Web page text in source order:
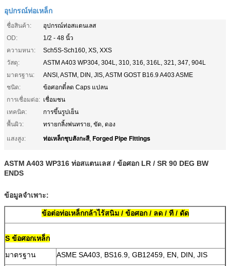
อุปกรณ์ท่อเหล็ก
ชื่อสินค้า:
อุปกรณ์ท่อสแตนเลส
OD:
1/2 - 48 นิ้ว
ความหนา:
Sch5S-Sch160, XS, XXS
วัสดุ:
ASTM A403 WP304, 304L, 310, 316, 316L, 321, 347, 904L
มาตรฐาน:
ANSI, ASTM, DIN, JIS, ASTM GOST B16.9 A403 ASME
ชนิด:
ข้อศอกตี๋ลด Caps แปลน
การเชื่อมต่อ: เชื่อมชน
เทคนิค:
การขึ้นรูปเย็น
พื้นผิว:
ทรายกลิ้งพ่นทราย, ขัด, ดอง
แสงสูง:
ท่อเหล็กชุบสังกะสี, Forged Pipe Fittings
ASTM A403 WP316 ท่อสแตนเลส / ข้อศอก LR / SR 90 DEG BW
ENDS
ข้อมูลจำเพาะ:
ข้อต่อท่อเหล็กกล้าไร้สนิม / ข้อศอก / ลด / ที / ดัด
S ข้อศอกเหล็ก
มาตรฐาน
ASME SA403, BS16.9, GB12459, EN, DIN, JIS